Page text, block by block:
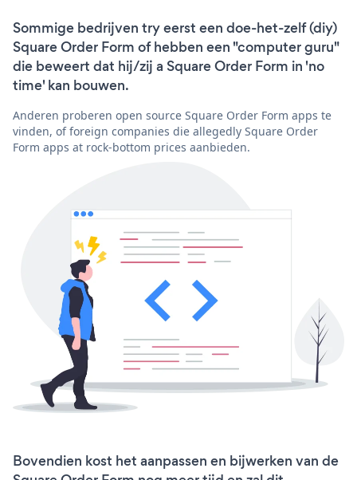
Sommige bedrijven try eerst een doe-het-zelf (diy)
Square Order Form of hebben een "computer guru"
die beweert dat hij/zij a Square Order Form in 'no
time' kan bouwen.
Anderen proberen open source Square Order Form apps te
vinden, of foreign companies die allegedly Square Order
Form apps at rock-bottom prices aanbieden.
Bovendien kost het aanpassen en bijwerken van de